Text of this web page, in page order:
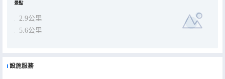
景點
2.9公里
5.6公里
設施服務